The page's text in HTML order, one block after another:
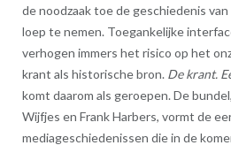
de noodzaak toe de geschiedenis
loep te nemen. Toegankelijke
verhogen immers het risico op het
krant als historische bron. De krant.
komt daarom als geroepen. De
Wijfjes en Frank Harbers, vormt de
mediageschiedenissen die in de